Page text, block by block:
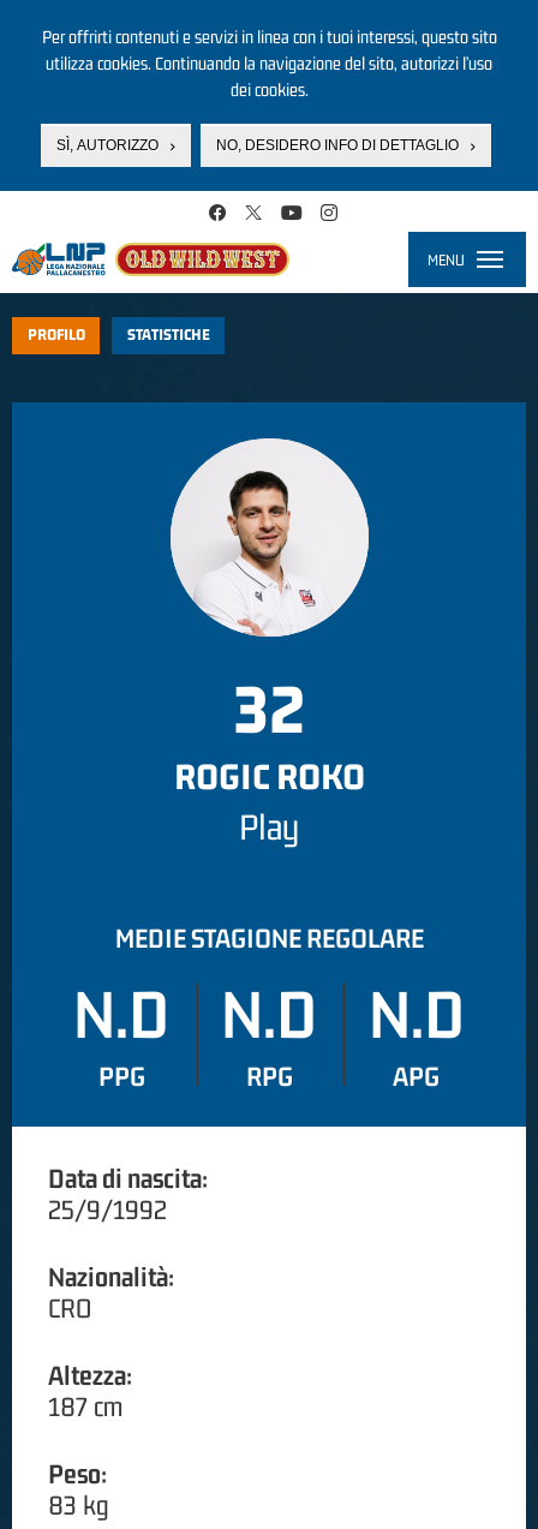
Per offrirti contenuti e servizi in linea con i tuoi interessi, questo sito
utilizza cookies. Continuando la navigazione del sito, autorizzi l’uso
dei cookies.
SÌ, AUTORIZZO NO, DESIDERO INFO DI DETTAGLIO
MENU
PROFILO STATISTICHE
32
ROGIC ROKO
Play
MEDIE STAGIONE REGOLARE
N.D
PPG
N.D
RPG
N.D
APG
Data di nascita:
25/9/1992
Nazionalità:
CRO
Altezza:
187 cm
Peso:
83 kg